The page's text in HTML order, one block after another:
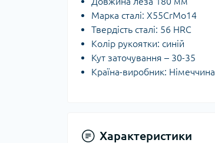
Марка сталі: X55CrMo14
Твердість сталі: 56 HRC
Колір рукоятки: синій
Кут заточування – 30-35
Країна-виробник: Німеччина
Характеристики